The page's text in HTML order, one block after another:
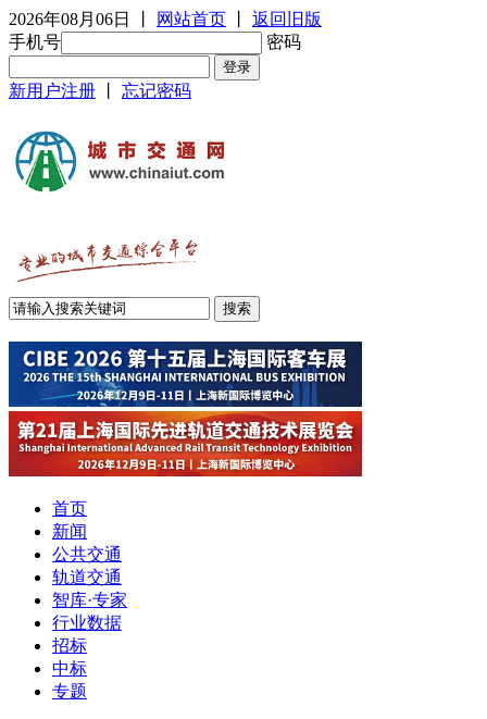
2026年08月06日 网站首页
返回旧版
手机号
密码
新用户注册 忘记密码
首页
新闻
公共交通
轨道交通
智库·专家
行业数据
招标
中标
专题